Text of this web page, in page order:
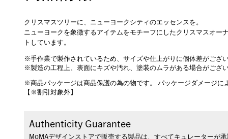
クリスマスツリーに、ニューヨークシティのエッセンスを。
ニューヨークを象徴するアイテムをモチーフにしたクリスマスオ
トしています。
※手作業で製作されているため、サイズや仕上がりに個体差がござい
※製造の工程上、表面にキズや汚れ、塗装のムラがある場合がござい
※商品パッケージは商品保護の為の物です。 パッケージダメージに
【※割引対象外】
Authenticity Guarantee
MoMAデザインストアで販売する製品は、すべてキュレーターが承